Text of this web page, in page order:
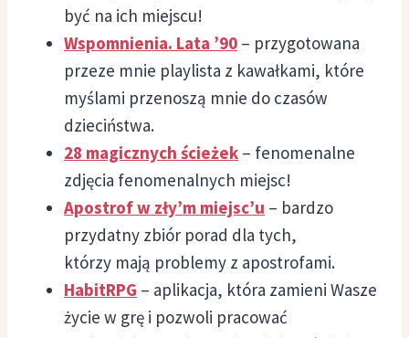
być na ich miejscu!
Wspomnienia. Lata ’90 – przygotowana
przeze mnie playlista z kawałkami, które
myślami przenoszą mnie do czasów
dzieciństwa.
28 magicznych ścieżek – fenomenalne
zdjęcia fenomenalnych miejsc!
Apostrof w zły’m miejsc’u – bardzo
przydatny zbiór porad dla tych,
którzy mają problemy z apostrofami.
HabitRPG – aplikacja, która zamieni Wasze
życie w grę i pozwoli pracować